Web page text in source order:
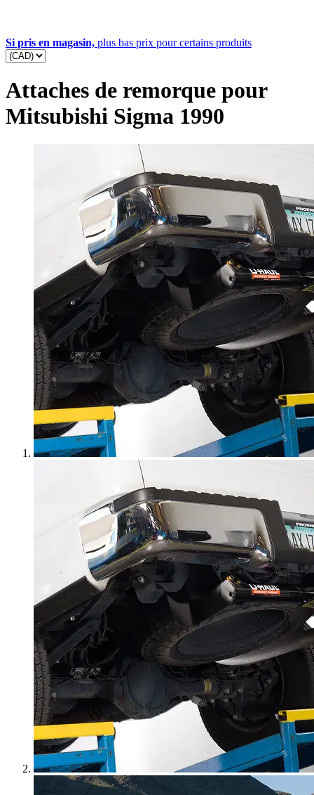
Si pris en magasin, plus bas prix pour certains produits
Attaches de remorque pour
Mitsubishi Sigma 1990